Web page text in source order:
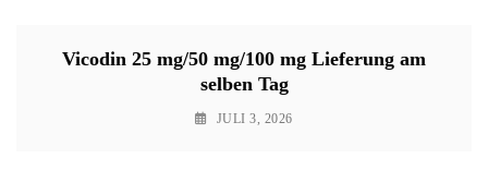
Vicodin 25 mg/50 mg/100 mg Lieferung am
selben Tag
JULI 3, 2026